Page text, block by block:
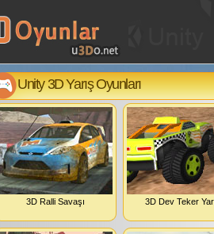
Unity 3D Yarış Oyunları
3D Ralli Savaşı 3D Dev Teker